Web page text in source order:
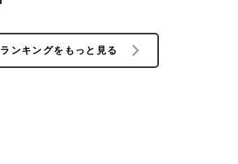
ランキングをもっと見る